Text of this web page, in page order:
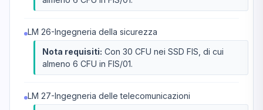
LM 26-Ingegneria della sicurezza
Nota requisiti: Con 30 CFU nei SSD FIS, di cui
almeno 6 CFU in FIS/01.
LM 27-Ingegneria delle telecomunicazioni